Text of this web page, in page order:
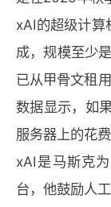
xAI的超级计
成，规模至少
已从甲骨文租
数据显示，如
服务器上的花
xAI是马斯克
台，他鼓励人